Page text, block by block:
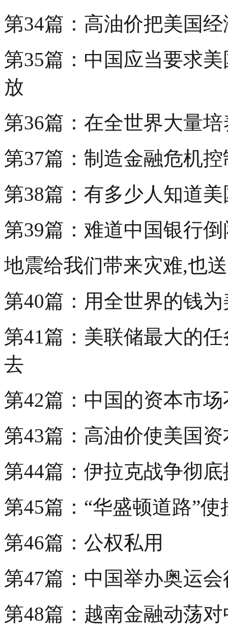
第34篇：高油价把美国
第35篇：中国应当要求
放
第36篇：在全世界大量
第37篇：制造金融危机
第38篇：有多少人知道
第39篇：难道中国银行
地震给我们带来灾难,也
第40篇：用全世界的钱
第41篇：美联储最大的
去
第42篇：中国的资本市
第43篇：高油价使美国
第44篇：伊拉克战争彻
第45篇：“华盛顿道路”
第46篇：公权私用
第47篇：中国举办奥运
第48篇：越南金融动荡